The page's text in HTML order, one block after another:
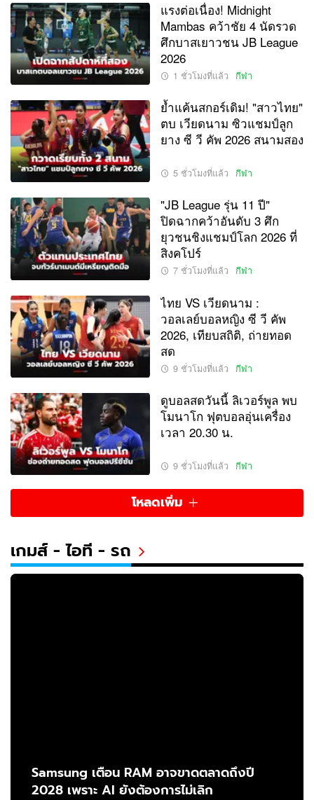
แรงต่อเนื่อง! Midnight
Mambas คว้าชัย 4 นัดรวด
ศึกบาสเยาวชน JB League
2026
1 ชั่วโมงที่แล้ว กีฬา
ย้ำแค้นสกอร์เดิม! "สาวไทย"
ตบ เวียดนาม ซิวแชมป์ลูก
ยาง ซี วี คัพ 2026 สนามสอง
5 ชั่วโมงที่แล้ว กีฬา
"JB League รุ่น 11 ปี"
ปิดฉากคว้าอันดับ 3 ศึก
ยุวชนชิงแชมป์โลก 2026 ที่
สิงคโปร์
7 ชั่วโมงที่แล้ว กีฬา
ไทย VS เวียดนาม :
วอลเลย์บอลหญิง ซี วี คัพ
2026, เทียบสถิติ, ถ่ายทอด
สด
9 ชั่วโมงที่แล้ว กีฬา
ดูบอลสดวันนี้ ลิเวอร์พูล พบ
โมนาโก ฟุตบอลอุ่นเครื่อง
เวลา 20.30 น.
9 ชั่วโมงที่แล้ว กีฬา
โหลดเพิ่ม
เกมส์ - ไอที - รถ
Samsung เตือน RAM อาจขาดตลาดถึงปี
2028 เพราะ AI ยังต้องการไม่เลิก